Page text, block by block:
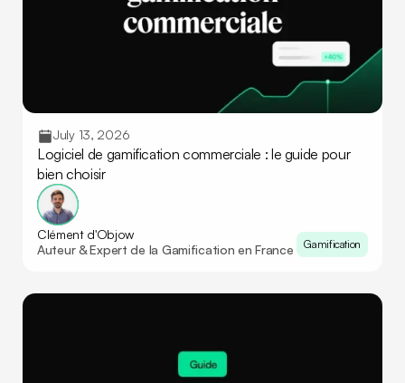
Logiciel de gamification commerciale : le guide pour
bien choisir
July 13, 2026
Clément d'Objow
Auteur & Expert de la Gamification en France
Gamification